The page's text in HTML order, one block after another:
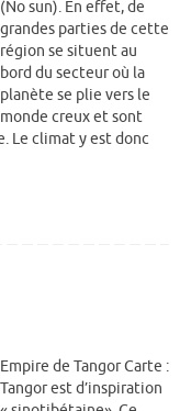
(No sun). En effet, de
grandes parties de cette
région se situent au
bord du secteur où la
planète se plie vers le
monde creux et sont
Le climat y est donc
Empire de Tangor Carte :
Tangor est d’inspiration